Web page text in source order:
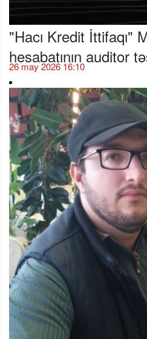
"Hacı Kredit İttifaqı"
hesabatının auditor
26 may 2026 16:10